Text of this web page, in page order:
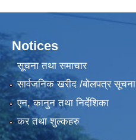
Notices
सूचना तथा समाचार
सार्वजनिक खरीद /बोलपत्र सूचना
एन, कानुन तथा निर्देशिका
कर तथा शुल्कहरु